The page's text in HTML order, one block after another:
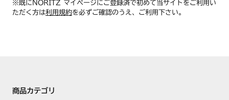
9RDTS2SVL,C3WA9RDTS2SVR,C3WA9RDTS3L,C3
DSL,DG32A6DSR,DG32A6DSSVL,DG32A6DSSVR,
※既にNORITZ マイページにご登録済で初めて当サイトをご利用い
ただく方は利用規約を必ずご確認のうえ、ご利用下さい。
商品カテゴリ